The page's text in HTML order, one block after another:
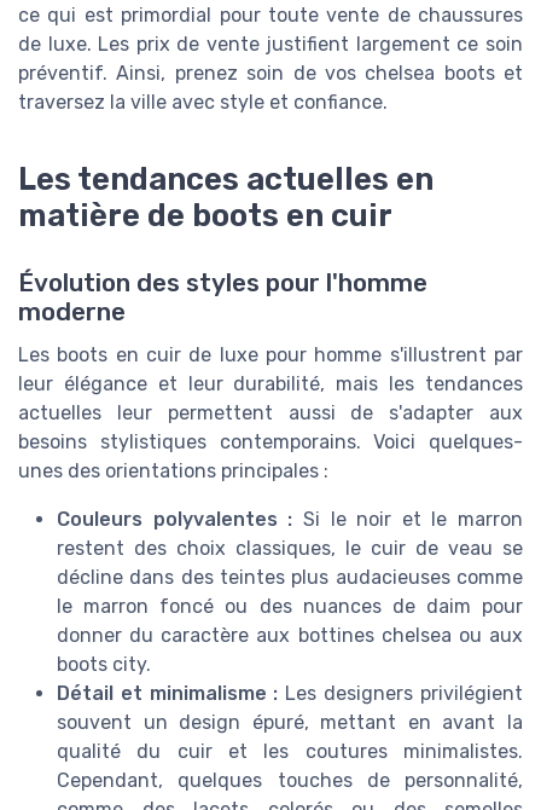
ce qui est primordial pour toute vente de chaussures
de luxe. Les prix de vente justifient largement ce soin
préventif. Ainsi, prenez soin de vos chelsea boots et
traversez la ville avec style et confiance.
Les tendances actuelles en
matière de boots en cuir
Évolution des styles pour l'homme
moderne
Les boots en cuir de luxe pour homme s'illustrent par
leur élégance et leur durabilité, mais les tendances
actuelles leur permettent aussi de s'adapter aux
besoins stylistiques contemporains. Voici quelques-
unes des orientations principales :
Couleurs polyvalentes : Si le noir et le marron
restent des choix classiques, le cuir de veau se
décline dans des teintes plus audacieuses comme
le marron foncé ou des nuances de daim pour
donner du caractère aux bottines chelsea ou aux
boots city.
Détail et minimalisme : Les designers privilégient
souvent un design épuré, mettant en avant la
qualité du cuir et les coutures minimalistes.
Cependant, quelques touches de personnalité,